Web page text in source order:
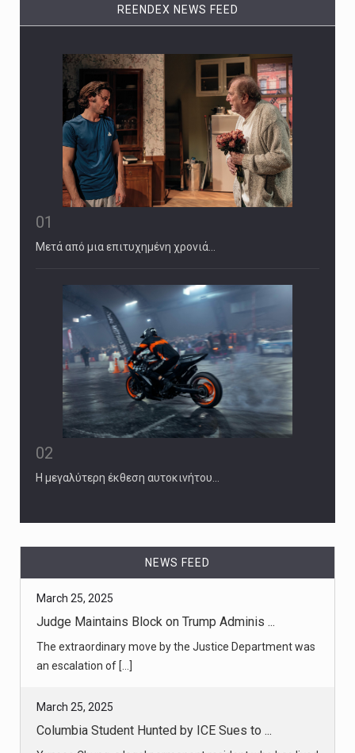
REENDEX NEWS FEED
01
Μετά από μια επιτυχημένη χρονιά…
02
Η μεγαλύτερη έκθεση αυτοκινήτου…
NEWS FEED
March 25, 2025
Columbia Student Hunted by ICE Sues to ...
Yunseo Chung, a legal permanent resident who has lived
in the U.S. sin [...]
March 24, 2025
Columbia Faculty Protests as Trump Off ...